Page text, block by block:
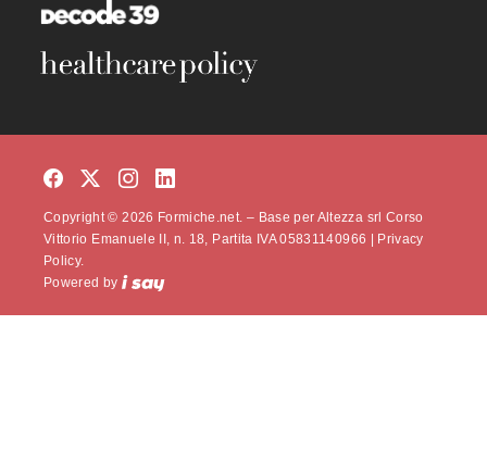
Copyright © 2026 Formiche.net. – Base per Altezza srl Corso
Vittorio Emanuele II, n. 18, Partita IVA 05831140966 | Privacy
Policy.
Powered by